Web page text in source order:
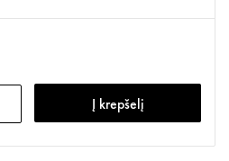
Į krepšelį